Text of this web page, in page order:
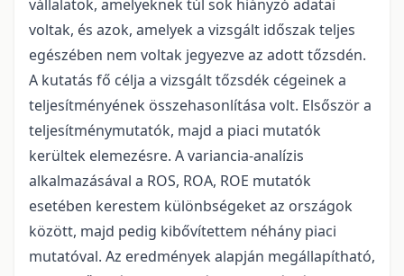
vállalatok, amelyeknek túl sok hiányzó adatai
voltak, és azok, amelyek a vizsgált időszak teljes
egészében nem voltak jegyezve az adott tőzsdén.
A kutatás fő célja a vizsgált tőzsdék cégeinek a
teljesítményének összehasonlítása volt. Elsőször a
teljesítménymutatók, majd a piaci mutatók
kerültek elemezésre. A variancia-analízis
alkalmazásával a ROS, ROA, ROE mutatók
esetében kerestem különbségeket az országok
között, majd pedig kibővítettem néhány piaci
mutatóval. Az eredmények alapján megállapítható,